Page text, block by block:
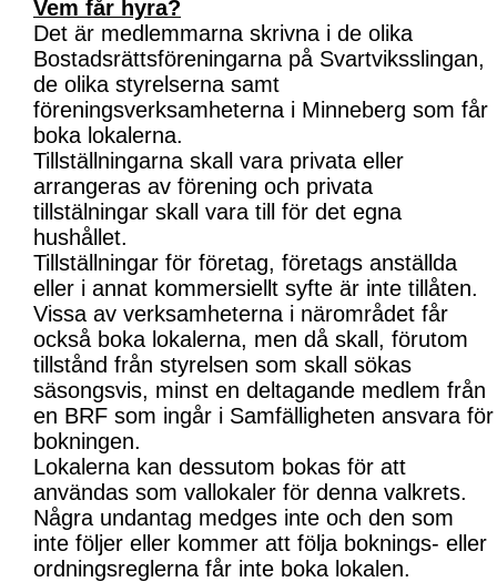
Vem får hyra?
Det är medlemmarna skrivna i de olika
Bostadsrättsföreningarna på Svartviksslingan,
de olika styrelserna samt
föreningsverksamheterna i Minneberg som får
boka lokalerna.
Tillställningarna skall vara privata eller
arrangeras av förening och privata
tillstälningar skall vara till för det egna
hushållet.
Tillställningar för företag, företags anställda
eller i annat kommersiellt syfte är inte tillåten.
Vissa av verksamheterna i närområdet får
också boka lokalerna, men då skall, förutom
tillstånd från styrelsen som skall sökas
säsongsvis, minst en deltagande medlem från
en BRF som ingår i Samfälligheten ansvara för
bokningen.
Lokalerna kan dessutom bokas för att
användas som vallokaler för denna valkrets.
Några undantag medges inte och den som
inte följer eller kommer att följa boknings- eller
ordningsreglerna får inte boka lokalen.